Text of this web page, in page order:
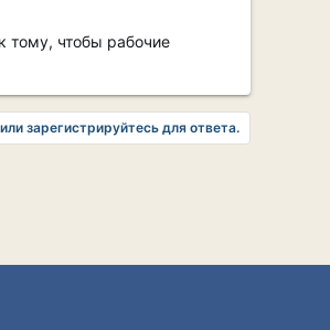
тому, чтобы рабочие
зарегистрируйтесь для ответа.